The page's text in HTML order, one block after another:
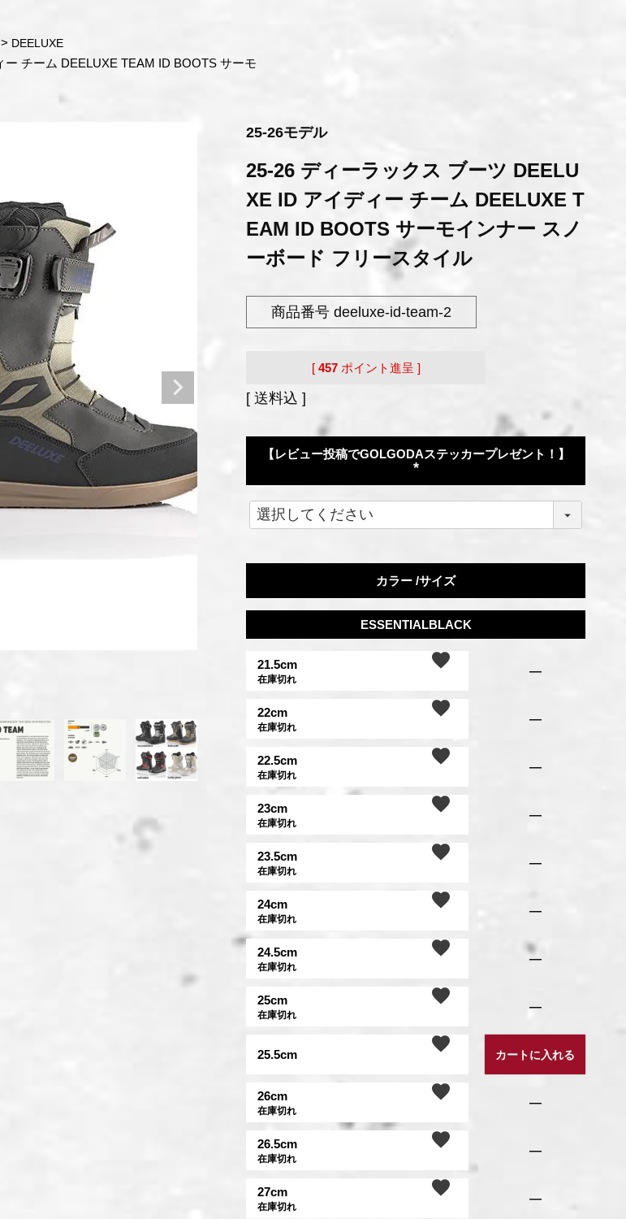
DEELUXE
チーム DEELUXE TEAM ID BOOTS サーモ
25-26モデル
25-26 ディーラックス ブーツ DEELU
XE ID アイディー チーム DEELUXE T
EAM ID BOOTS サーモインナー スノ
ーボード フリースタイル
商品番号 deeluxe-id-team-2
[ 457 ポイント進呈 ]
送料込
【レビュー投稿でGOLGODAステッカープレゼント！】
須
カラー サイズ
ESSENTIALBLACK
21.5cm
在庫切れ
—
22cm
在庫切れ
—
22.5cm
在庫切れ
—
23cm
在庫切れ
—
23.5cm
在庫切れ
—
24cm
在庫切れ
—
24.5cm
在庫切れ
—
25cm
在庫切れ
—
25.5cm カートに入れる
26cm
在庫切れ
—
26.5cm
在庫切れ
—
27cm
在庫切れ
—